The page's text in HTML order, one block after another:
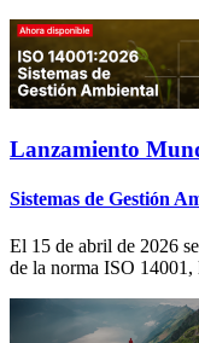
Lanzamiento
Sistemas de Gestión
El 15 de abril de 2026
de la norma ISO 14001,